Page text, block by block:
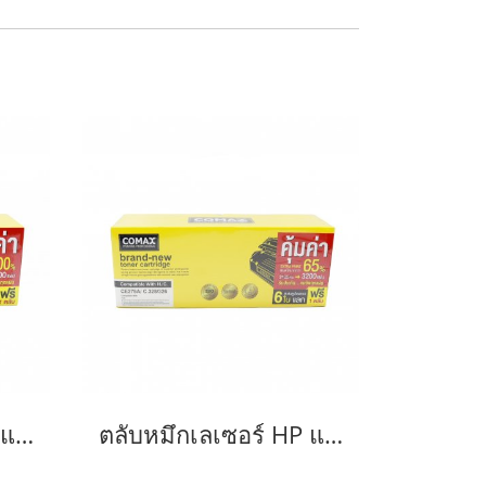
ตลับหมึกเลเซอร์ HP และ Canon รุ่น CE285A/CB435ACanon 325/312/313/125/712/713/725-JUMBO ตลับหมึกเลเซอร์ HP และ Canon รุ่น CE278A Canon 126/128/726/728/326/328 JUMBO